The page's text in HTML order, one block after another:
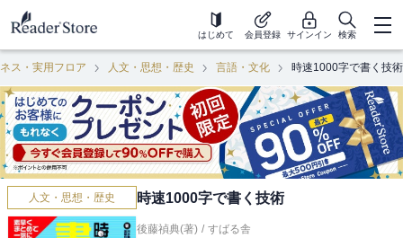
はじめて 会員登録 サインイン 検索
ス・実用フロア 人文・思想・歴史 言語・文化 時速1000字で書く技術
人文・思想・歴史 時速1000字で書く技術
後藤禎典(著) / すばる舎